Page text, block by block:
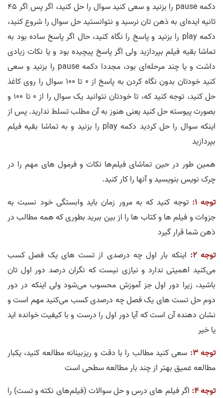
دکمه pause را بزنید و سعی کنید سوال را حل کنید، اگر پس اگر 45
ثانیه ایده‌ای به ذهن تان نرسید و نتوانستید حل سوال را شروع کنید،
دکمه play را بزنید و پاسخ را نگاه کنید، حال اگر پاسخ ساده بود به
تماشا بقیه فیلم بپردازید ولی اگر پاسخ پیچیده بود و یا نکات زیادی
داشت و یا چند مرحله‌ای بود، مجددا دکمه pause را بزنید و سعی
کنید خودتان بدون نگاه کردن به پاسخ از 0 تا 100 سوال را روی کاغذ
حل کنید، توجه کنید که، تا خودتان نتوانید یک سوال را از 0 تا 100 و
بصورت پیوسته حل کنید یعنی هنوز به آن مطلب تسلط ندارید. پس از
اینکه سوال را حل کردید دکمه play را بزنید و به تماشا بقیه فیلم
بپردازید
همین طور در حین تماشای فیلم‌ها نکات و فرمول های مهم را در
چرک نویس بنویسید و آنها را کار کنید.
توجه 1:
توجه کنید که به مرور زمان باید وابستگی خود نسبت به
جزوات و فیلم ها و کتاب ها را از بین ببرید بطوری که همه مطالب در
ذهن شما قرار گیرد
توجه 2:
اینکه بار اول چه درصدی از تست های یک فصل کسب
می‌کنید اهمیتی ندارد و نیازی نیست که نگران درصد دور اول تان
باشید، زیرا دور اول جز آموزش محسوب می‌شود ولی اینکه در دور
دوم حل تست های یک فصل چه درصدی کسب می‌کنید مهم است و
نشان دهنده آن است که آیا دور اول را درست و با کیفیت خوانده اید
یا خیر
توجه 3:
سعی کنید مطالب را با دقت و ریزبینانه مطالعه کنید، یکبار
مطالعه عمیق بهتر از چند بار مطالعه سطحی است
توجه 4:
اگر فیلم های درس و حل سوالات (فیلم‌های نکته و تست) را